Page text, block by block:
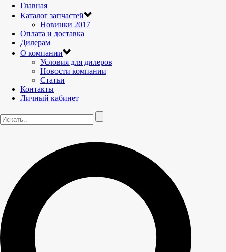
Главная
Каталог запчастей
Новинки 2017
Оплата и доставка
Дилерам
О компании
Условия для дилеров
Новости компании
Статьи
Контакты
Личный кабинет